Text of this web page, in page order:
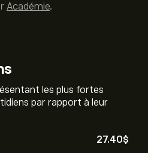
les plus fortes
par rapport à leur
27.40‎$‎
Académie.